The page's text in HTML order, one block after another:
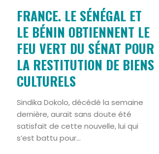
FRANCE. LE SÉNÉGAL ET
LE BÉNIN OBTIENNENT LE
FEU VERT DU SÉNAT POUR
LA RESTITUTION DE BIENS
CULTURELS
Sindika Dokolo, décédé la semaine
dernière, aurait sans doute été
satisfait de cette nouvelle, lui qui
s’est battu pour...